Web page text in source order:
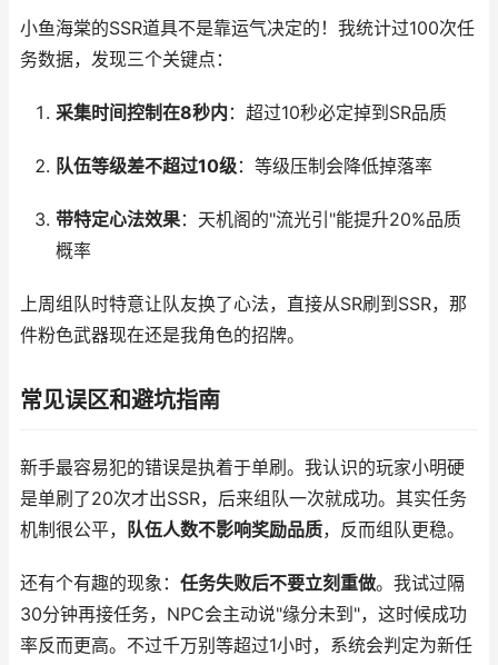
小鱼海棠的SSR道具不是靠运气决定的！我统计过100次任
务数据，发现三个关键点：
采集时间控制在8秒内 ：超过10秒必定掉到SR品质
队伍等级差不超过10级：等级压制会降低掉落率
带特定心法效果：天机阁的"流光引"能提升20%品质
概率
上周组队时特意让队友换了心法，直接从SR刷到SSR，那
件粉色武器现在还是我角色的招牌。
常见误区和避坑指南
新手最容易犯的错误是执着于单刷。我认识的玩家小明硬
是单刷了20次才出SSR，后来组队一次就成功。其实任务
机制很公平，
队伍人数不影响奖励品质，反而组队更稳。
还有个有趣的现象： 任务失败后不要立刻重做。我试过隔
30分钟再接任务，NPC会主动说"缘分未到"，这时候成功
率反而更高。不过千万别等超过1小时，系统会判定为新任